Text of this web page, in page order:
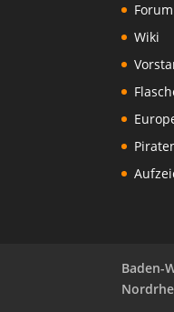
Forum
Wiki
Baden-